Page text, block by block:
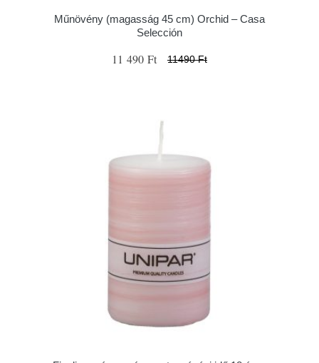
Műnövény (magasság 45 cm) Orchid – Casa
Selección
11 490 Ft 11490 Ft